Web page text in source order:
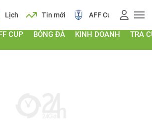
Tin mới AFF Cup Điểm chuẩn 2026
CUP BÓNG ĐÁ KINH DOANH TRA